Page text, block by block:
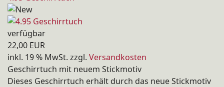
verfügbar
22,00 EUR
inkl. 19 % MwSt. zzgl. Versandkosten
Geschirrtuch mit neuem Stickmotiv
Dieses Geschirrtuch erhält durch das neue Stickmotiv